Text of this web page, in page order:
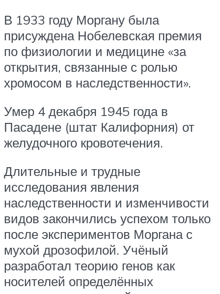
В 1933 году Моргану была
присуждена Нобелевская премия
по физиологии и медицине «за
открытия, связанные с ролью
хромосом в наследственности».
Умер 4 декабря 1945 года в
Пасадене (штат Калифорния) от
желудочного кровотечения.
Длительные и трудные
исследования явления
наследственности и изменчивости
видов закончились успехом только
после экспериментов Моргана с
мухой дрозофилой. Учёный
разработал теорию генов как
носителей определённых